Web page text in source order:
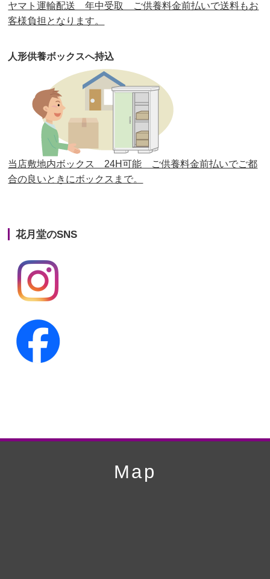
第29回人形供養祭平成30年5月23日(水)
第27回人形供養祭平成29年6月14日(水)
第26回人形供養祭平成28年12月15日(木)
第25回人形供養祭 平成28年6月16日(木)
第24回人形供養祭 平成27年11月27日
第23回人形供養祭平成26年12月5日
第22回人形供養祭平成26年4月28日
第20回人形供養祭
第19回人形供養祭
第18回人形供養祭
第16回人形供養祭
第15回人形供養祭
第12回人形供養祭平成22年3月9日
平成21年12月4日
ヤマト運輸配送 年中受取 ご供養料金前払いで送料もお
客様負担となります。
人形供養ボックスへ持込
当店敷地内ボックス 24H可能 ご供養料金前払いでご都
合の良いときにボックスまで。
花月堂のSNS
Map